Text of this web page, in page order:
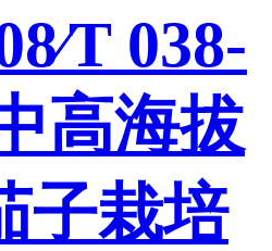
038-
高海拔
子栽培